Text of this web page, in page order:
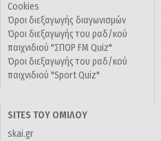
Cookies
Όροι διεξαγωγής διαγωνισμών
Όροι διεξαγωγής του ραδ/κού
παιχνιδιού "ΣΠΟΡ FM Quiz"
Όροι διεξαγωγής του ραδ/κού
παιχνιδιού "Sport Quiz"
SITES ΤΟΥ ΟΜΙΛΟΥ
skai.gr